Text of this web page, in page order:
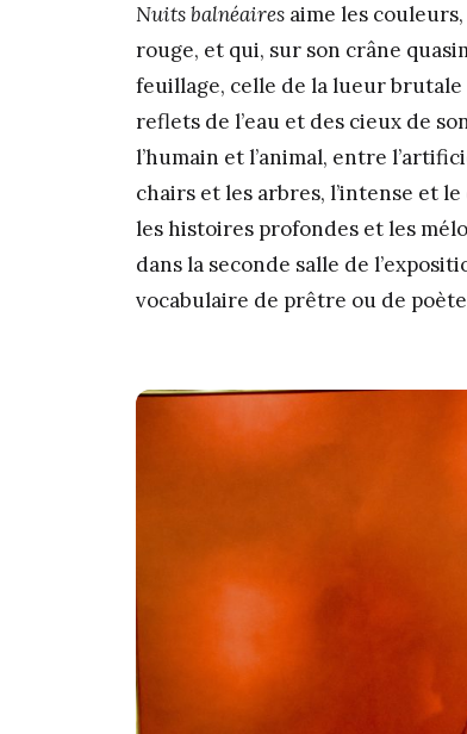
Nuits balnéaires aime les
rouge, et qui, sur son crâne
feuillage, celle de la lueur brutale
reflets de l’eau et des cieux de
l’humain et l’animal, entre
chairs et les arbres, l’intense et
les histoires profondes et les
dans la seconde salle de
vocabulaire de prêtre ou de